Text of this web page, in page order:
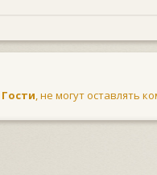
Гости, не могут оставлять